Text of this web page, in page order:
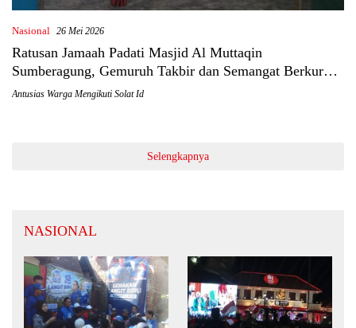
Nasional 26 Mei 2026
Ratusan Jamaah Padati Masjid Al Muttaqin
Sumberagung, Gemuruh Takbir dan Semangat Berkurban
Warnai Idul Adha 1447 H
Antusias Warga Mengikuti Solat Id
Selengkapnya
NASIONAL